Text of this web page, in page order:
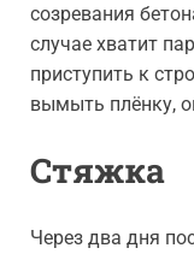
созревания
случае хватит
приступить к
вымыть плёнку,
Стяжка
Через два дня